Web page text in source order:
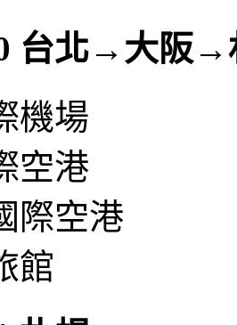
台北→大阪→
機場
空港
際空港
館